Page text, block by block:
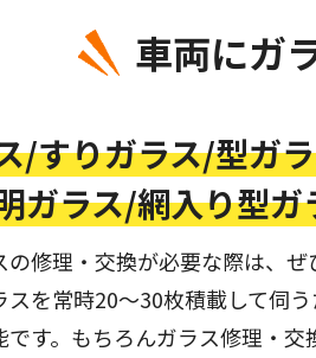
車両にガ
/すりガラス/型ガ
ガラス/網入り型ガ
の修理・交換が必要な際は、
スを常時20〜30枚積載して伺
です。もちろんガラス修理・